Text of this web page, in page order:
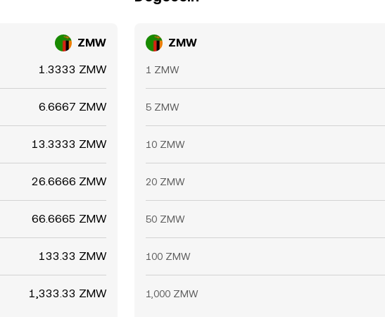
ZMW
1.3333 ZMW
6.6667 ZMW
13.3333 ZMW
26.6666 ZMW
66.6665 ZMW
133.33 ZMW
1,333.33 ZMW
ZMW
1 ZMW
5 ZMW
10 ZMW
20 ZMW
50 ZMW
100 ZMW
1,000 ZMW